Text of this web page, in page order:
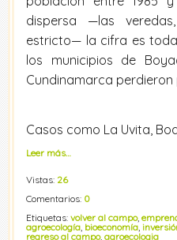
dispersa —las
estricto— la cifra es
los municipios de
Cundinamarca
Casos como La Uvita,
Leer más…
Vistas: 26
Comentarios: 0
Etiquetas: volver al campo,
agroecología bioeconomía,
regreso al campo, agroecologia